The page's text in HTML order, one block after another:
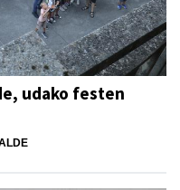
udako festen